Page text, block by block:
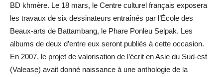
BD khmère. Le 18 mars, le Centre culturel français exposera
les travaux de six dessinateurs entraînés par l’École des
Beaux-arts de Battambang, le Phare Ponleu Selpak. Les
albums de deux d’entre eux seront publiés à cette occasion.
En 2007, le projet de valorisation de l’écrit en Asie du Sud-est
(Valease) avait donné naissance à une anthologie de la